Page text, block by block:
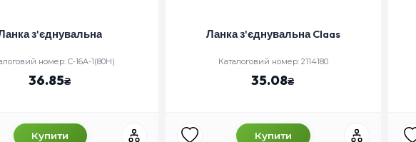
з'єднувальна
номер: C-16A-1(80H)
36.85
Купити
Ланка з'єднувальна Claas
Каталоговий номер: 2114180
35.08
Купити